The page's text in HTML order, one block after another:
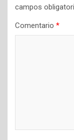
campos
Comentario *